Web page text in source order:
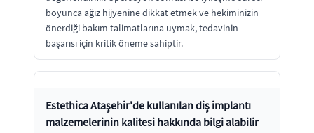
boyunca ağız hijyenine dikkat etmek ve hekiminizin
önerdiği bakım talimatlarına uymak, tedavinin
başarısı için kritik öneme sahiptir.
Estethica Ataşehir'de kullanılan diş implantı
malzemelerinin kalitesi hakkında bilgi alabilir